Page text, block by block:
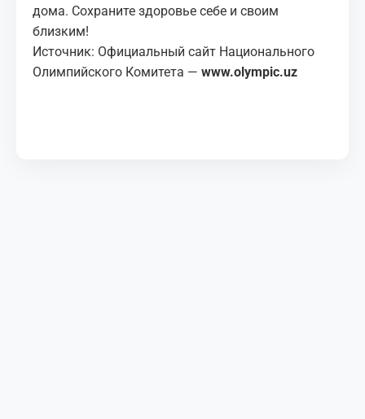
дома. Сохраните здоровье себе и своим
близким!
Источник: Официальный сайт Национального
Олимпийского Комитета — www.olympic.uz